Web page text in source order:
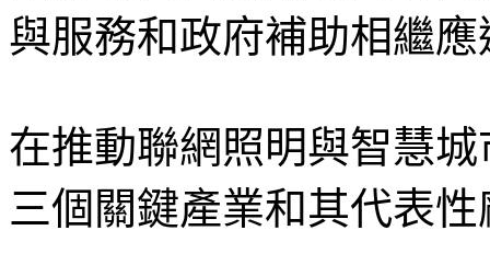
與服務和政府補助相繼
在推動聯網照明與智慧
三個關鍵產業和其代表